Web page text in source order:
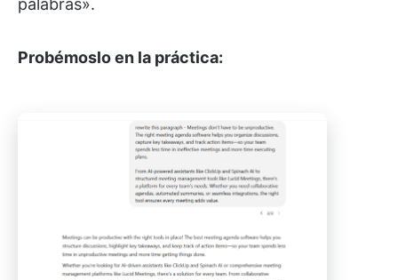
palabras».
Probémoslo en la práctica: